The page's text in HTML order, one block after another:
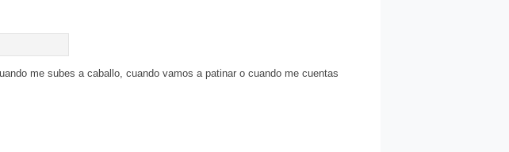
me subes a caballo, cuando vamos a patinar o cuando me cuentas